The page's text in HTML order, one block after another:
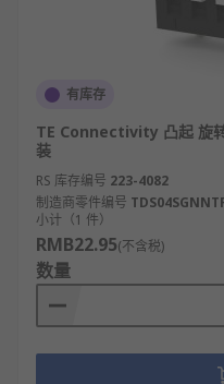
作，安装场景不限
使用场景侧重不同
控制器设定地址、家
非DIP封装的拨码开
备本地功能切换等，
板。
外观与操作便捷性
小，无独立外壳，拨
操作时需借助小工
产或维修时一次性
接用手拨动，操作
有库存
TE Connectivity 凸起 旋
装
RS 库存编号 223-4082
制造商零件编号
小计（1 件）
RMB22.95(不含税)
数量